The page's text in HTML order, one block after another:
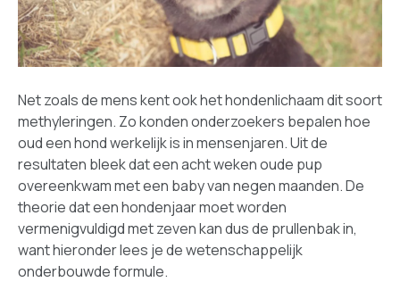
Net zoals de mens kent ook het hondenlichaam dit soort
methyleringen. Zo konden onderzoekers bepalen hoe
oud een hond werkelijk is in mensenjaren. Uit de
resultaten bleek dat een acht weken oude pup
overeenkwam met een baby van negen maanden. De
theorie dat een hondenjaar moet worden
vermenigvuldigd met zeven kan dus de prullenbak in,
want hieronder lees je de wetenschappelijk
onderbouwde formule.